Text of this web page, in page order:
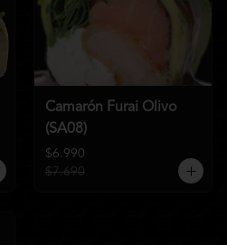
Camarón Furai Olivo
(SA08)
$6.990
$7.690